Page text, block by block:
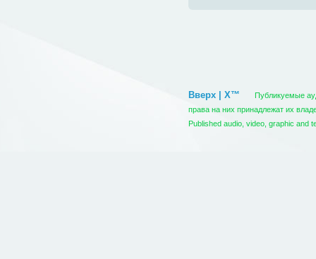
Вверх | X™
Публикуемые
права на них принадлежат их
Published audio, video, graphic